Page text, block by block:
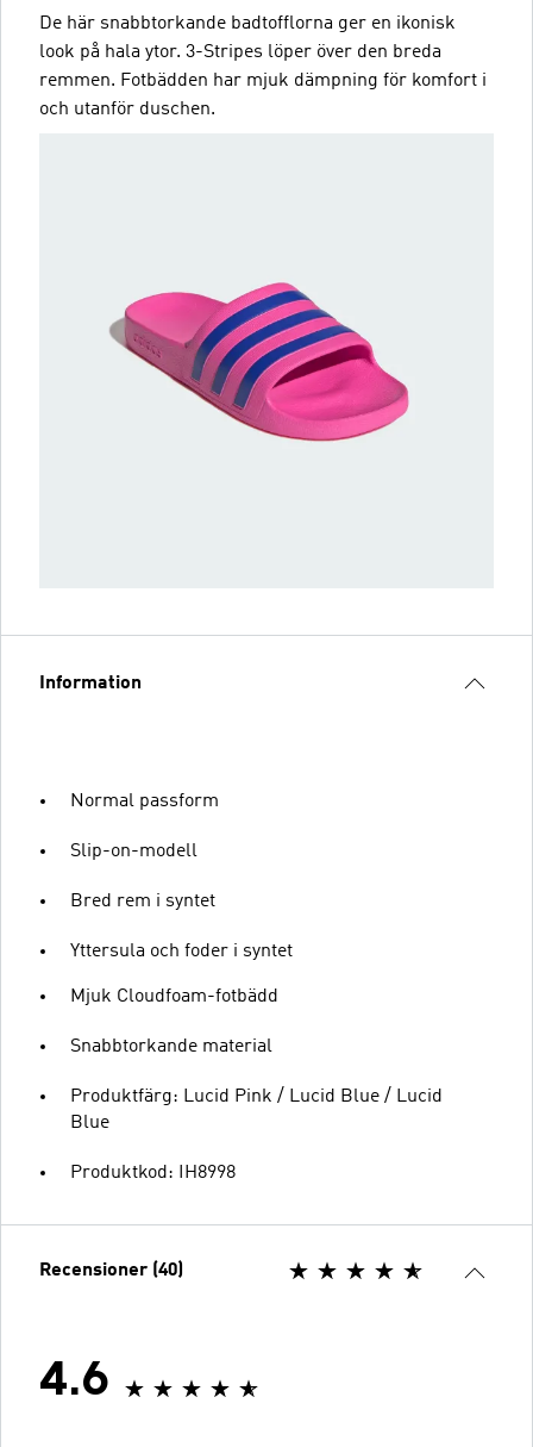
De här snabbtorkande badtofflorna ger en ikonisk
look på hala ytor. 3-Stripes löper över den breda
remmen. Fotbädden har mjuk dämpning för komfort i
och utanför duschen.
Information
Normal passform
Slip-on-modell
Bred rem i syntet
Yttersula och foder i syntet
Mjuk Cloudfoam-fotbädd
Snabbtorkande material
Produktfärg: Lucid Pink / Lucid Blue / Lucid
Blue
Produktkod: IH8998
Recensioner (40)
4.6